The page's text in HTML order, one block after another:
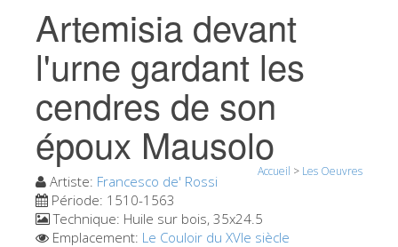
Événements et expositions
L' avis des visiteurs
Contact
Explorer la Galerie
Réserver
Visite virtuelle
Les Oeuvres
Artemisia devant
l'urne gardant les
cendres de son
époux Mausolo
Accueil > Les Oeuvres
Artiste: Francesco de' Rossi
Période: 1510-1563
Technique: Huile sur bois, 35x24.5
Emplacement: Le Couloir du XVIe siècle